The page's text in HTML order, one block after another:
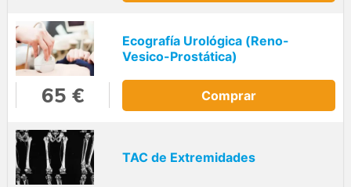
Ecografía Urológica (Reno-
Vesico-Prostática)
65 € Comprar
TAC de Extremidades